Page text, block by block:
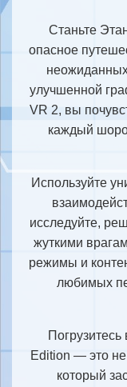
Станьте
опасное
улучшенной
VR 2, вы
каждый
Используйте
исследуйте,
жуткими
режимы и
любимых
Edition — это не
который